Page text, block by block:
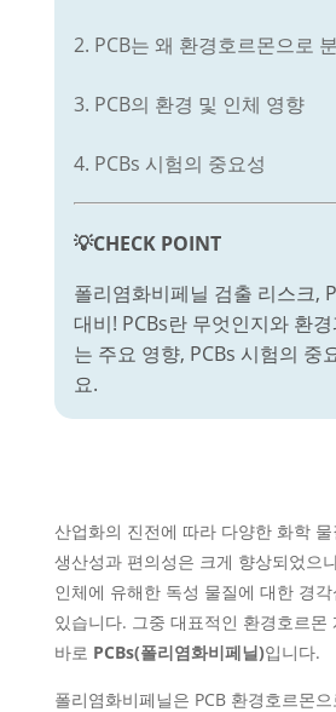
2. PCB는 왜 환경호르몬으로
3. PCB의 환경 및 인체 영향
4. PCBs 시험의 중요성
💡CHECK POINT
폴리염화비페닐 검출 리스크,
대비! PCBs란 무엇인지와 환
는 주요 영향, PCBs 시험의 중
요.
산업화의 진전에 따라 다양한 화학
생산성과 편의성은 크게 향상되었으
인체에 유해한 독성 물질에 대한 경
있습니다. 그중 대표적인 환경호르몬
바로 PCBs(폴리염화비페닐)입니다.
폴리염화비페닐은 PCB 환경호르몬